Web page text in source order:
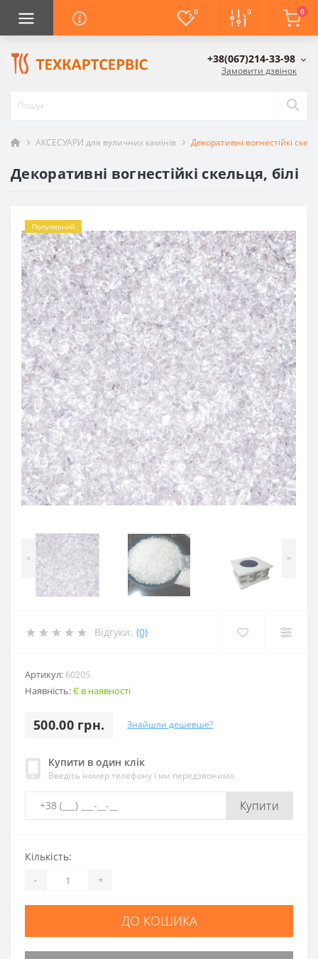
0 0 0
+38(067)214-33-98
Замовити дзвінок
АКСЕСУАРИ для вуличних камінів Декоративні вогнестійкі
Декоративні вогнестійкі скельця, білі
Популярний
< >
Відгуки: (0)
Артикул: 60205
Наявність:Є в наявності
500.00 грн. Знайшли дешевше?
Купити в один клік
Введіть номер телефону і ми передзвонимо
Купити
Кількість:
- +
ДО КОШИКА